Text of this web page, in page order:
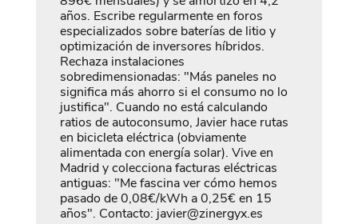
años. Escribe regularmente en foros
especializados sobre baterías de litio y
optimización de inversores híbridos.
Rechaza instalaciones
sobredimensionadas: "Más paneles no
significa más ahorro si el consumo no lo
justifica". Cuando no está calculando
ratios de autoconsumo, Javier hace rutas
en bicicleta eléctrica (obviamente
alimentada con energía solar). Vive en
Madrid y colecciona facturas eléctricas
antiguas: "Me fascina ver cómo hemos
pasado de 0,08€/kWh a 0,25€ en 15
años". Contacto: javier@zinergyx.es